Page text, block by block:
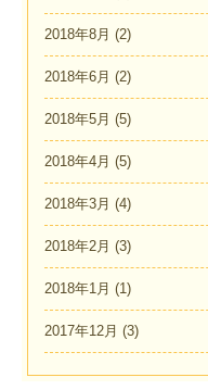
2018年8月 (2)
2018年6月 (2)
2018年5月 (5)
2018年4月 (5)
2018年3月 (4)
2018年2月 (3)
2018年1月 (1)
2017年12月 (3)